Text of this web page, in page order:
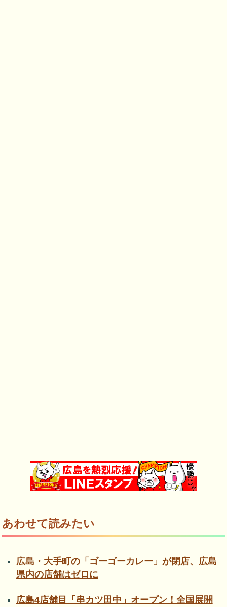
あわせて読みたい
広島・大手町の「ゴーゴーカレー」が閉店、広島
県内の店舗はゼロに
広島4店舗目「串カツ田中」オープン！全国展開